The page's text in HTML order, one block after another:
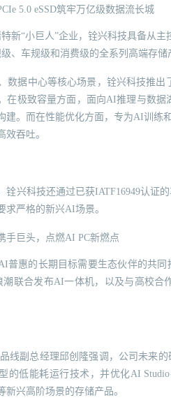
5.0 eSSD筑牢万亿级数据流长城
新“小巨人”企业，铨兴科技具备从
、车规级和消费级的全系列高端存储
数据中心等核心场景，铨兴科技推出
在极致容量方面，面向AI推理与数据
建。而在性能优化方面，专为AI训练
效吞吐。
铨兴科技还通过已获IATF16949认证
求严格的新兴AI场景。
手巨头，点燃AI PC新燃点
普惠的长期目标需要生态伙伴的共
潮联合发布AI一体机，以及与高校合
线副总经理邱创隆强调，公司未来
的低能耗运行技术，并优化AI
新兴高阶场景的存储产品。